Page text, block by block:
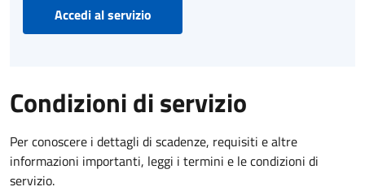
Accedi al servizio
Condizioni di servizio
Per conoscere i dettagli di scadenze, requisiti e altre
informazioni importanti, leggi i termini e le condizioni di
servizio.